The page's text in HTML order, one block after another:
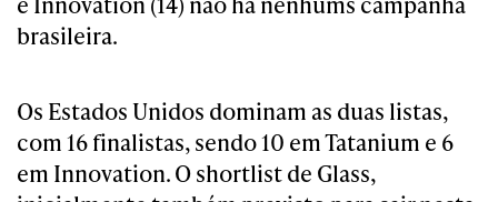
brasileira.
Os Estados Unidos dominam as duas listas,
com 16 finalistas, sendo 10 em Tatanium e 6
em Innovation. O shortlist de Glass,